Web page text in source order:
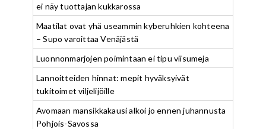
ei näy tuottajan kukkarossa
Maatilat ovat yhä useammin kyberuhkien kohteena
– Supo varoittaa Venäjästä
Luonnonmarjojen poimintaan ei tipu viisumeja
Lannoitteiden hinnat: mepit hyväksyivät
tukitoimet viljelijöille
Avomaan mansikkakausi alkoi jo ennen juhannusta
Pohjois-Savossa